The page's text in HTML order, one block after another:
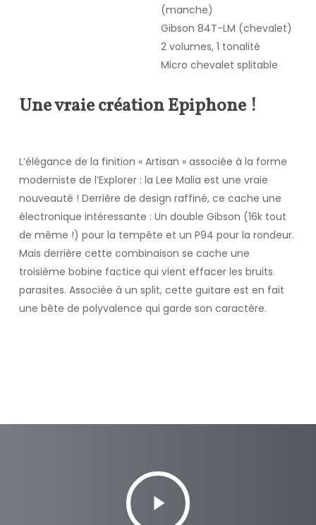
(manche)
Gibson 84T-LM (chevalet)
2 volumes, 1 tonalité
Micro chevalet splitable
Une vraie création Epiphone !
L’élégance de la finition « Artisan » associée à la forme
moderniste de l’Explorer : la Lee Malia est une vraie
nouveauté ! Derrière de design raffiné, ce cache une
électronique intéressante : Un double Gibson (16k tout
de même !) pour la tempête et un P94 pour la rondeur.
Mais derrière cette combinaison se cache une
troisième bobine factice qui vient effacer les bruits
parasites. Associée à un split, cette guitare est en fait
une bête de polyvalence qui garde son caractère.
Play
Video